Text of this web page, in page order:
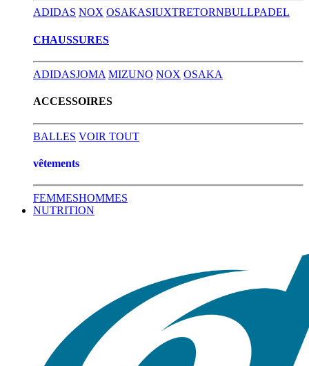
ADIDAS NOX OSAKASIUXTRETORNBULLPADEL
CHAUSSURES
ADIDASJOMA MIZUNO NOX OSAKA
ACCESSOIRES
BALLES VOIR TOUT
vêtements
FEMMESHOMMES
NUTRITION